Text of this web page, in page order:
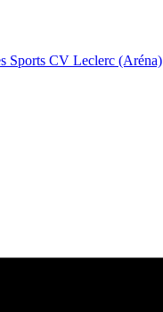
Sports CV Leclerc (Aréna)